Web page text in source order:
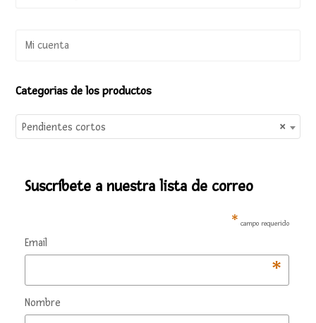
Mi cuenta
Categorias de los productos
×
Pendientes cortos
Suscríbete a nuestra lista de correo
* campo requerido
Email
*
Nombre